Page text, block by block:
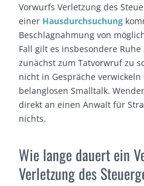
Vorwurfs Verletzung des
einer Hausdurchsuchung
Beschlagnahmung von
Fall gilt es insbesondere
zunächst zum Tatvorwruf zu
nicht in Gespräche
belanglosen Smalltalk.
direkt an einen Anwalt für
nichts.
Wie lange dauert ein
Verletzung des